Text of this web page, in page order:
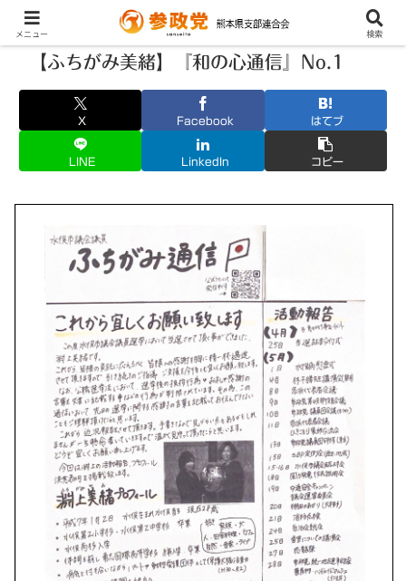
【ふちがみ美緒】『和の心通信』No.1
X Facebook はてブ
LINE LinkedIn コピー
メニュー 検索